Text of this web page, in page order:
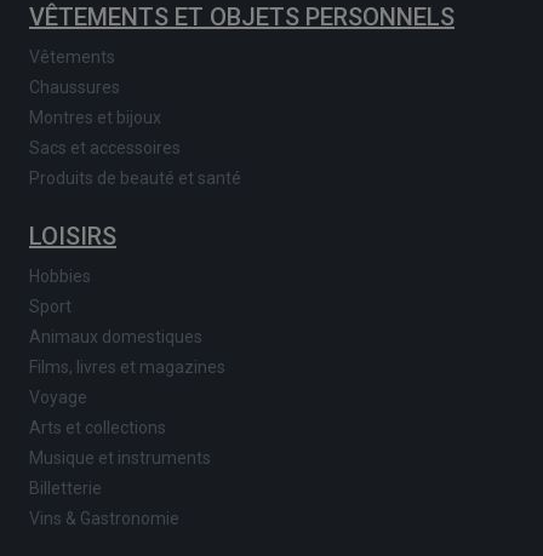
VÊTEMENTS ET OBJETS PERSONNELS
Vêtements
Chaussures
Montres et bijoux
Sacs et accessoires
Produits de beauté et santé
LOISIRS
Hobbies
Sport
Animaux domestiques
Films, livres et magazines
Voyage
Arts et collections
Musique et instruments
Billetterie
Vins & Gastronomie